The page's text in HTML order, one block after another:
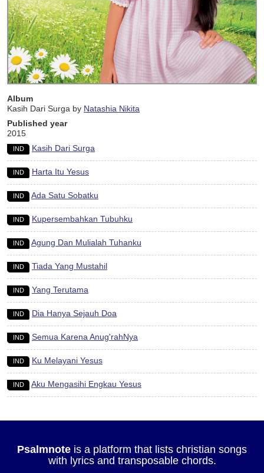
Album
Kasih Dari Surga by Natashia Nikita
Published year
2015
IND Kasih Dari Surga
IND Harta Itu Yesus
IND Ada Satu Sobatku
IND Kupersembahkan Tubuhku
IND Agung Dan Mulialah Tuhanku
IND Tiada Yang Mustahil
IND Yang Terutama
IND Dia Hanya Sejauh Doa
IND Semua Karena Anug'rahNya
IND Ku Melayani Yesus
IND Aku Mengasihi Engkau Yesus
Psalmnote is a platform that lists christian songs
with lyrics and transposable chords.